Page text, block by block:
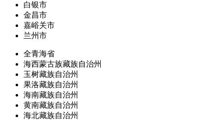
白银市
金昌市
嘉峪关市
兰州市
全青海省
海西蒙古族藏族自治州
玉树藏族自治州
果洛藏族自治州
海南藏族自治州
黄南藏族自治州
海北藏族自治州